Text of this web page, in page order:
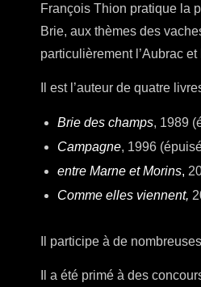
François Thion pratique la
Brie, aux thèmes des
particulièrement l’Aubrac et
Il est l’auteur de quatre
Brie des champs, 1989
Campagne, 1996
entre Marne et Morins,
Comme elles viennent,
Il participe à de
Il a été primé à des